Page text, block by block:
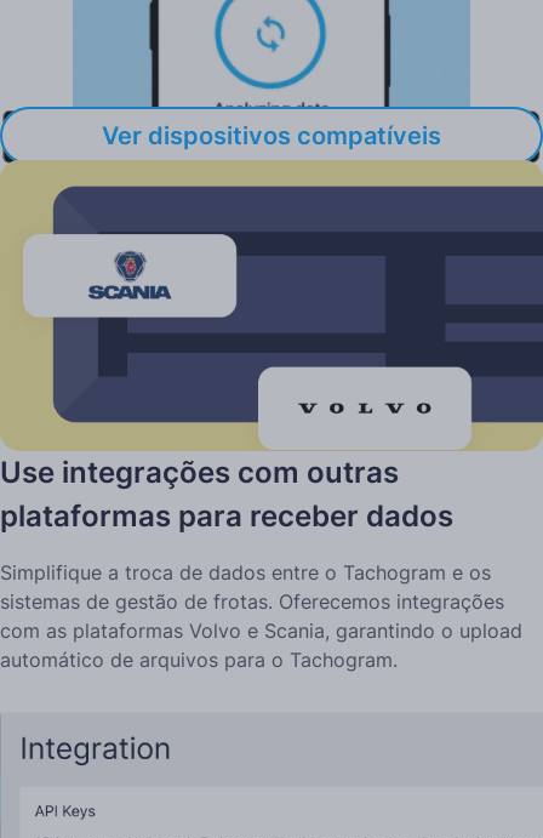
Ver dispositivos compatíveis
Integrações com sistemas externos
Use integrações com outras
plataformas para receber dados
Simplifique a troca de dados entre o Tachogram e os
sistemas de gestão de frotas. Oferecemos integrações
com as plataformas Volvo e Scania, garantindo o upload
automático de arquivos para o Tachogram.